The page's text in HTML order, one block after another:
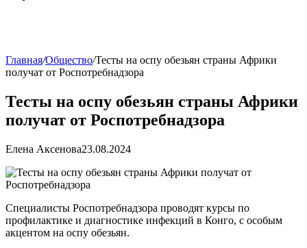
Главная/Общество/Тесты на оспу обезьян страны Африки
получат от Роспотребнадзора
Тесты на оспу обезьян страны Африки
получат от Роспотребнадзора
Елена Аксенова23.08.2024
Специалисты Роспотребнадзора проводят курсы по
профилактике и диагностике инфекций в Конго, с особым
акцентом на оспу обезьян.